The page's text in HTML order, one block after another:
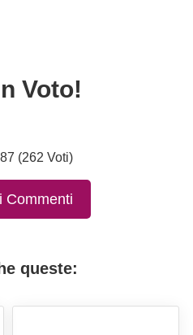
Voto!
(262 Voti)
Commenti
queste: